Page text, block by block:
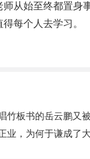
师从始至终都置身
每个人去学习。
竹板书的岳云鹏又
业，为何于谦成了